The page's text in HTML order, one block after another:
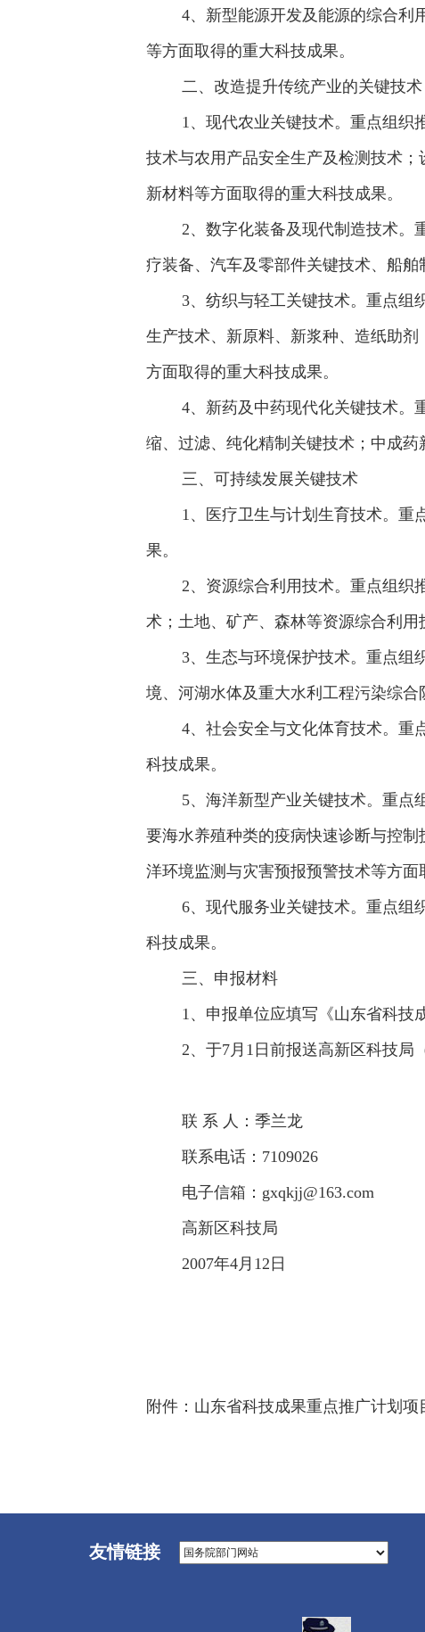
4、新型能源开发及能源的综合利用
等方面取得的重大科技成果。
二、改造提升传统产业的关键技术
1、现代农业关键技术。重点组织推
技术与农用产品安全生产及检测技术
新材料等方面取得的重大科技成果。
2、数字化装备及现代制造技术。重
疗装备、汽车及零部件关键技术、船舶
3、纺织与轻工关键技术。重点组织
生产技术、新原料、新浆种、造纸助
方面取得的重大科技成果。
4、新药及中药现代化关键技术。重
缩、过滤、纯化精制关键技术；中成药
三、可持续发展关键技术
1、医疗卫生与计划生育技术。重点
果。
2、资源综合利用技术。重点组织推
术；土地、矿产、森林等资源综合利用
3、生态与环境保护技术。重点组织
境、河湖水体及重大水利工程污染综合
4、社会安全与文化体育技术。重点
科技成果。
5、海洋新型产业关键技术。重点组
要海水养殖种类的疫病快速诊断与控
洋环境监测与灾害预报预警技术等方面
6、现代服务业关键技术。重点组织
科技成果。
三、申报材料
1、申报单位应填写《山东省科技成
2、于7月1日前报送高新区科技局（
联 系 人：季兰龙
联系电话：7109026
电子信箱：gxqkjj@163.com
高新区科技局
2007年4月12日
附件：山东省科技成果重点推广计划项
友情链接